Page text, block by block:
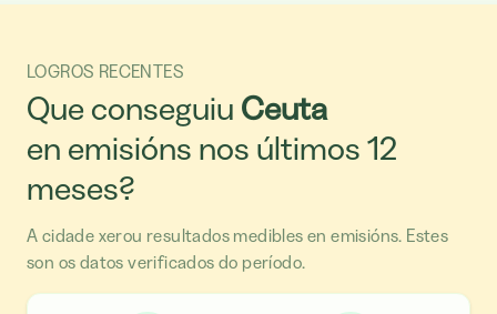
LOGROS RECENTES
Que conseguiu Ceuta
en emisións nos últimos 12
meses?
A cidade xerou resultados medibles en emisións. Estes
son os datos verificados do período.